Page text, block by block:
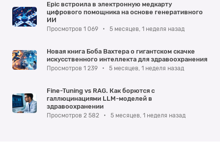
Epic встроила в электронную медкарту
цифрового помощника на основе генеративного
ИИ
Просмотров 1 069 • 5 месяцев, 1 неделя назад
Новая книга Боба Вахтера о гигантском скачке
искусственного интеллекта для здравоохранения
Просмотров 1 239 • 5 месяцев, 1 неделя назад
Fine-Tuning vs RAG. Как борются с
галлюцинациями LLM-моделей в
здравоохранении
Просмотров 2 582 • 5 месяцев, 1 неделя назад